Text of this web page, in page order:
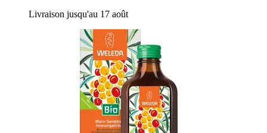
Livraison jusqu'au 17 août